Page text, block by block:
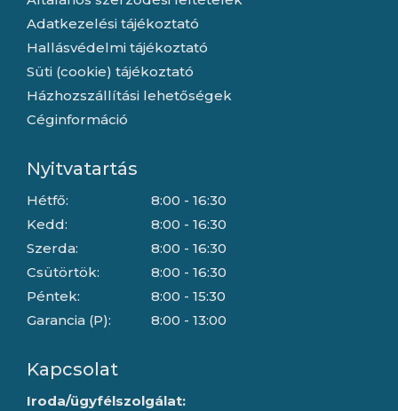
Adatkezelési tájékoztató
Hallásvédelmi tájékoztató
Süti (cookie) tájékoztató
Házhozszállítási lehetőségek
Céginformáció
Nyitvatartás
Hétfő:
Kedd:
Szerda:
Csütörtök:
Péntek:
Garancia (P):
8:00 - 16:30
8:00 - 16:30
8:00 - 16:30
8:00 - 16:30
8:00 - 15:30
8:00 - 13:00
Kapcsolat
Iroda/ügyfélszolgálat: